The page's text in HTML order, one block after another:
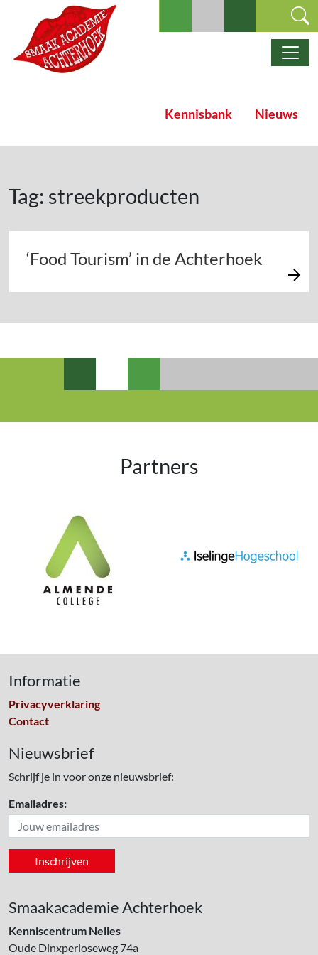
Ga naar de inhoud
Hoofdnavigatie
Kennisbank Nieuws
Tag: streekproducten
‘Food Tourism’ in de Achterhoek
Partners
Informatie
Privacyverklaring
Contact
Nieuwsbrief
Schrijf je in voor onze nieuwsbrief:
Emailadres:
Smaakacademie Achterhoek
Kenniscentrum Nelles
Oude Dinxperloseweg 74a